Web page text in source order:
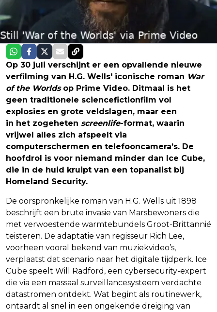
Op 30 juli verschijnt er een opvallende nieuwe
verfilming van H.G. Wells' iconische roman War
of the Worldsop Prime Video. Ditmaal is het
geen traditionele sciencefictionfilm vol
explosies en grote veldslagen, maar een
in het zogeheten screenlife-format, waarin
vrijwel alles zich afspeelt via
computerschermen en telefooncamera’s. De
hoofdrol is voor niemand minder dan Ice Cube,
die in de huid kruipt van een topanalist bij
Homeland Security.
De oorspronkelijke roman van H.G. Wells uit 1898
beschrijft een brute invasie van Marsbewoners die
met verwoestende warmtebundels Groot-Brittannië
teisteren. De adaptatie van regisseur Rich Lee,
voorheen vooral bekend van muziekvideo’s,
verplaatst dat scenario naar het digitale tijdperk. Ice
Cube speelt Will Radford, een cybersecurity-expert
die via een massaal surveillancesysteem verdachte
datastromen ontdekt. Wat begint als routinewerk,
ontaardt al snel in een ongekende dreiging van